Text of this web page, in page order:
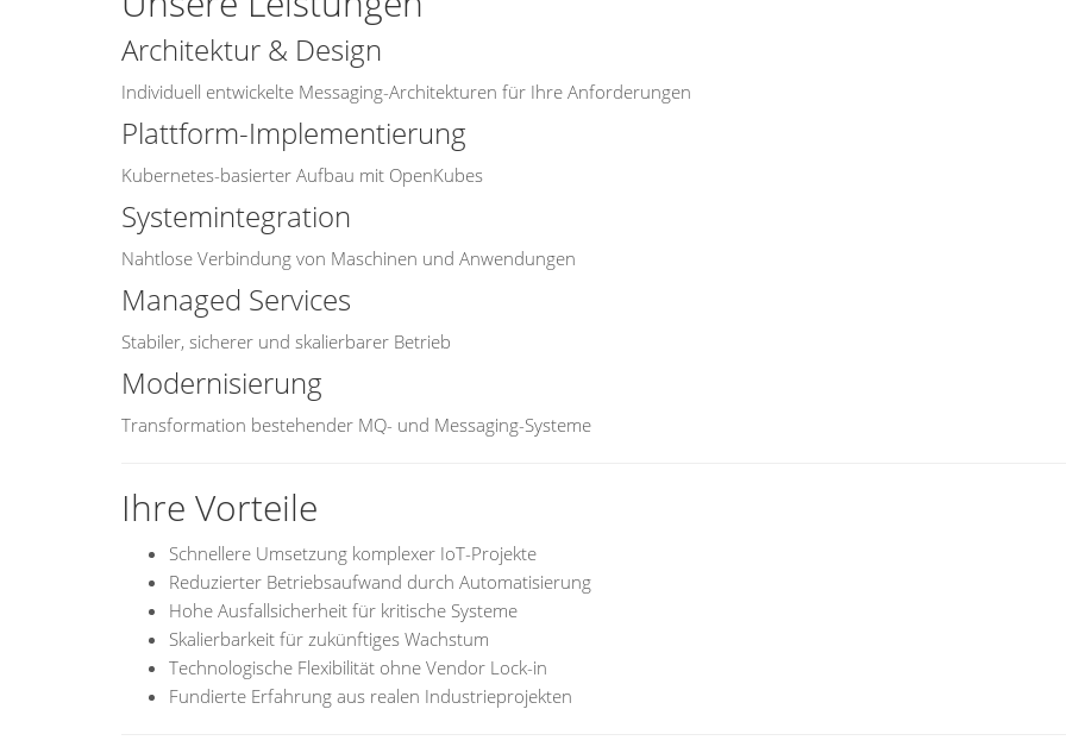
Architektur & Design
Individuell entwickelte Messaging-Architekturen für Ihre Anforderungen
Plattform-Implementierung
Kubernetes-basierter Aufbau mit OpenKubes
Systemintegration
Nahtlose Verbindung von Maschinen und Anwendungen
Managed Services
Stabiler, sicherer und skalierbarer Betrieb
Modernisierung
Transformation bestehender MQ- und Messaging-Systeme
Ihre Vorteile
Schnellere Umsetzung komplexer IoT-Projekte
Reduzierter Betriebsaufwand durch Automatisierung
Hohe Ausfallsicherheit für kritische Systeme
Skalierbarkeit für zukünftiges Wachstum
Technologische Flexibilität ohne Vendor Lock-in
Fundierte Erfahrung aus realen Industrieprojekten